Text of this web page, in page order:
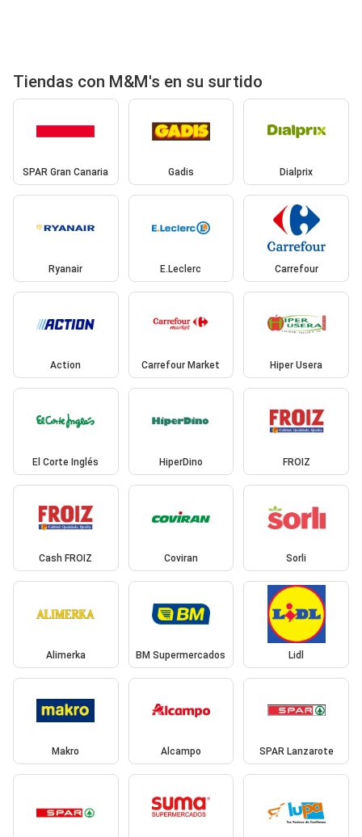
Tiendas con M&M's en su surtido
SPAR Gran Canaria Gadis Dialprix
Ryanair E.Leclerc Carrefour
Action Carrefour Market Hiper Usera
El Corte Inglés HiperDino FROIZ
Cash FROIZ Coviran Sorli
Alimerka BM Supermercados Lidl
Makro Alcampo SPAR Lanzarote